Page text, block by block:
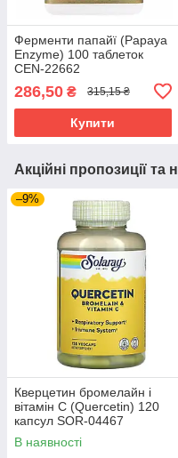
Ферменти папайї (Papaya
Enzyme) 100 таблеток
CEN-22662
286,50 ₴ 315,15 ₴
Купити
Акційні пропозиції та
–9%
Кверцетин бромелайн і
вітамін С (Quercetin) 120
капсул SOR-04467
В наявності